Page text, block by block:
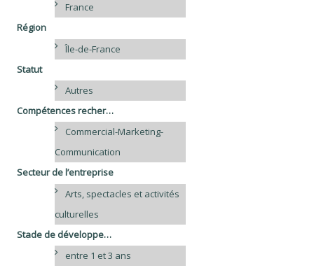
France
Région
Île-de-France
Statut
Autres
Compétences recherchées
Commercial-Marketing-
Communication
Secteur de l’entreprise
Arts, spectacles et activités
culturelles
Stade de développement
entre 1 et 3 ans